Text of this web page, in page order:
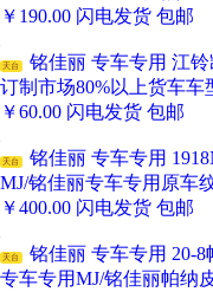
￥ 190.00 闪电发货 包邮
天台
铭佳丽 专车专用 江
订制市场80%以上货车车
￥60.00 闪电发货 包邮
天台
铭佳丽 专车专用
MJ/铭佳丽专车专用原车
￥400.00 闪电发货 包邮
天台
铭佳丽 专车专用 20-
专车专用MJ/铭佳丽帕纳